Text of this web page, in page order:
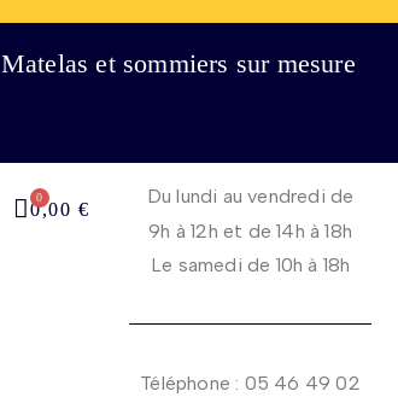
Matelas et sommiers sur mesure
0,00 €
Du lundi au vendredi de
9h à 12h et de 14h à 18h
Le samedi de 10h à 18h
Téléphone : 05 46 49 02